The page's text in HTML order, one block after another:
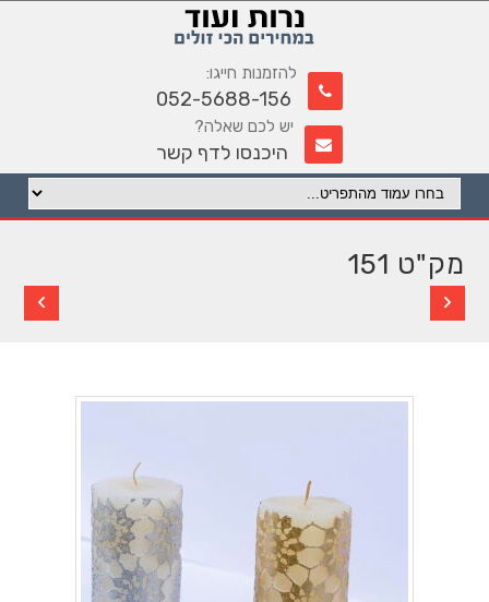
להזמנות חייגו:
052-5688-156
יש לכם שאלה?
היכנסו לדף קשר
מק"ט 151